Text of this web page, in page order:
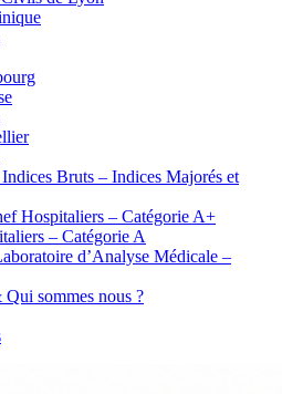
Bruts – Indices Majorés et
Hospitaliers – Catégorie A+
– Catégorie A
d’Analyse Médicale –
sommes nous ?